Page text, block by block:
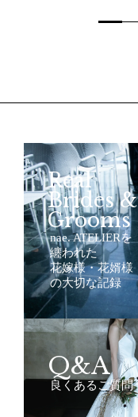
Real
Brides &
Grooms
nae. ATELIERを
纏われた
花嫁様・花婿様
の大切な記録
Q&A
良くあるご質問